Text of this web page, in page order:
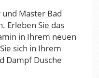
Master Bad
Erleben Sie das
in Ihrem neuen
sich in Ihrem
Dampf Dusche